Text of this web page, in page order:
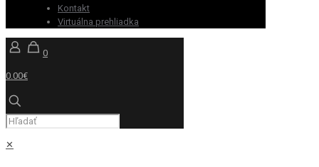
Kontakt
Virtuálna prehliadka
0
0.00€
✕